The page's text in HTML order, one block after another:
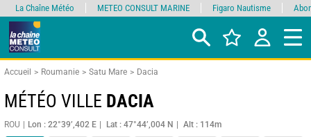
Accueil Roumanie Satu Mare Dacia
MÉTÉO VILLE DACIA
ROU Lon : 22°39’,402 E Lat : 47°44’,004 N
Alt : 114m
La Chaîne Météo METEO CONSULT MARINE Figaro Nautisme